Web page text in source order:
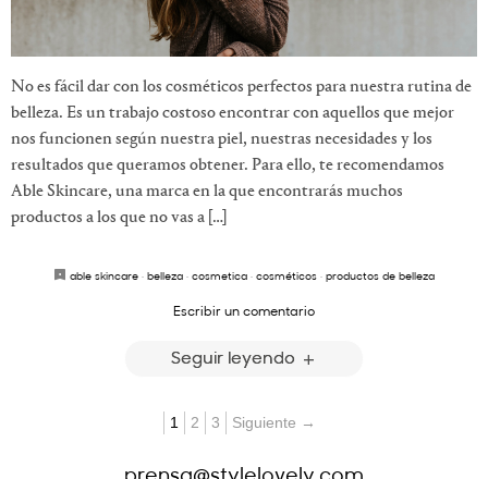
No es fácil dar con los cosméticos perfectos para nuestra rutina de
belleza. Es un trabajo costoso encontrar con aquellos que mejor
nos funcionen según nuestra piel, nuestras necesidades y los
resultados que queramos obtener. Para ello, te recomendamos
Able Skincare, una marca en la que encontrarás muchos
productos a los que no vas a […]
able skincare · belleza · cosmetica · cosméticos · productos de belleza
Escribir un comentario
Seguir leyendo
1 2 3 Siguiente →
prensa@stylelovely.com